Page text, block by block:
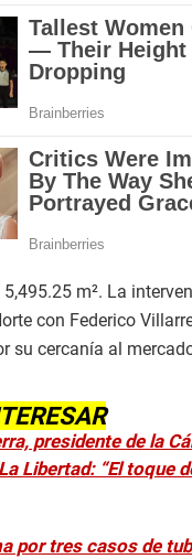
m². La
con Federico
su cercanía al
presidente de la
Libertad: “El toque
por tres casos de